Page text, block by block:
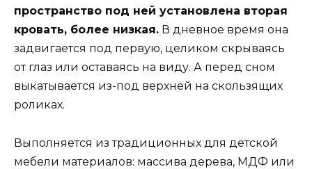
пространство под ней установлена вторая
кровать, более низкая. В дневное время она
задвигается под первую, целиком скрываясь
от глаз или оставаясь на виду. А перед сном
выкатывается из-под верхней на скользящих
роликах.
Выполняется из традиционных для детской
мебели материалов: массива дерева, МДФ или